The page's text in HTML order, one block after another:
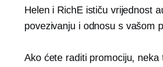
Helen i RichE ističu vrijednost
povezivanju i odnosu s vašom
Ako ćete raditi promociju,